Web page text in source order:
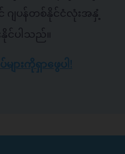
ဂျပန်တစ်နိုင်ငံလုံးအနှံ့
င်ပါသည်။
ားကိုရှာဖွေပါ!